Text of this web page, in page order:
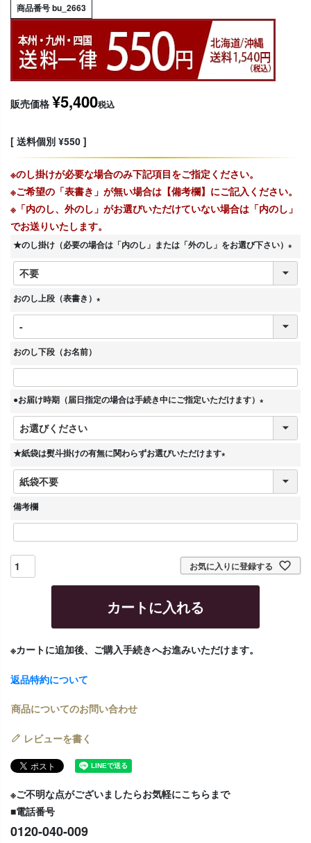
商品番号bu_2663
販売価格 ¥5,400税込
送料個別 ¥550
※のし掛けが必要な場合のみ下記項目をご指定ください。
※ご希望の「表書き」が無い場合は【備考欄】にご記入ください。
※「内のし、外のし」がお選びいただけていない場合は「内のし」
でお送りいたします。
★のし掛け（必要の場合は「内のし」または「外のし」をお選び下さい）
(
おのし上段（表書き）
(
おのし下段（お名前）
●お届け時期（届日指定の場合は手続き中にご指定いただけます）
(
★紙袋は熨斗掛けの有無に関わらずお選びいただけます
(
備考欄
お気に入りに登録する
カートに入れる
※カートに追加後、ご購入手続きへお進みいただけます。
返品特約について
商品についてのお問い合わせ
レビューを書く
※ご不明な点がございましたらお気軽にこちらまで
■電話番号
0120-040-009